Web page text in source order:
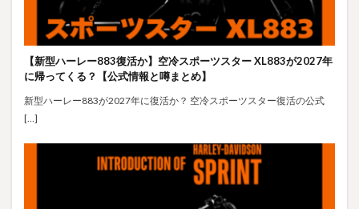
【新型ハーレー883復活か】空冷スポーツスター XL883が2027年
に帰ってくる？【公式情報と噂まとめ】
新型ハーレー883が2027年に復活か？ 空冷スポーツスター復活の公式
[…]